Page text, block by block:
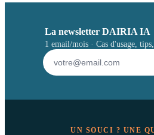
La newsletter DAIRIA IA
1 email/mois · Cas d'usage,
UN SOUCI ? UNE